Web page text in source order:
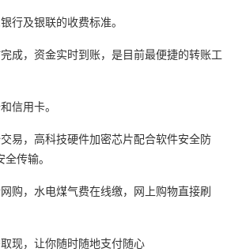
行及银联的收费标准。
成，资金实时到账，是目前最便捷的转账工
信用卡。
易，高科技硬件加密芯片配合软件安全防
传输。
购，水电煤气费在线缴，网上购物直接刷
现，让你随时随地支付随心